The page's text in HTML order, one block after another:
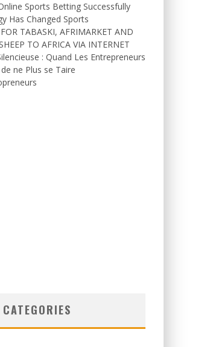
Sports Betting Successfully
Has Changed Sports
TABASKI, AFRIMARKET AND
TO AFRICA VIA INTERNET
: Quand Les Entrepreneurs
ne Plus se Taire
CATEGORIES